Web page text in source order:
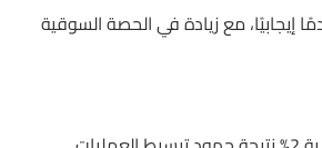
إيجابيًا، مع زيادة في الحصة السوقية